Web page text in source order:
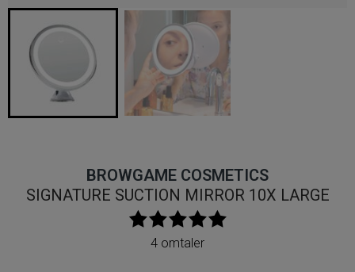
BROWGAME COSMETICS
SIGNATURE SUCTION MIRROR 10X LARGE
4 omtaler